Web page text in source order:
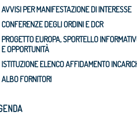
AVVISI PER MANIFESTAZIONE DI INTERESSE
CONFERENZE DEGLI ORDINI E DCR
PROGETTO EUROPA, SPORTELLO
E OPPORTUNITÀ
ISTITUZIONE ELENCO AFFIDAMENTO
ALBO FORNITORI